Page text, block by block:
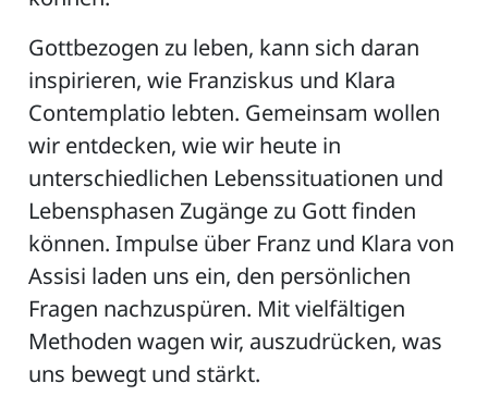
Gottbezogen zu leben, kann sich daran
inspirieren, wie Franziskus und Klara
Contemplatio lebten. Gemeinsam wollen
wir entdecken, wie wir heute in
unterschiedlichen Lebenssituationen und
Lebensphasen Zugänge zu Gott finden
können. Impulse über Franz und Klara von
Assisi laden uns ein, den persönlichen
Fragen nachzuspüren. Mit vielfältigen
Methoden wagen wir, auszudrücken, was
uns bewegt und stärkt.